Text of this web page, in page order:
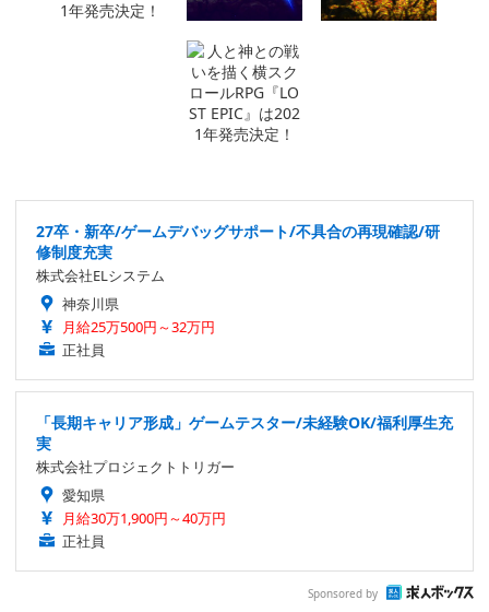
27卒・新卒/ゲームデバッグサポート/不具合の再現確認/研
修制度充実
株式会社ELシステム
神奈川県
月給25万500円～32万円
正社員
「長期キャリア形成」ゲームテスター/未経験OK/福利厚生充
実
株式会社プロジェクトトリガー
愛知県
月給30万1,900円～40万円
正社員
Sponsored by